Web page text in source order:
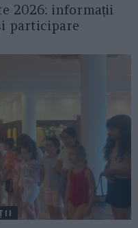
2026: informații
participare